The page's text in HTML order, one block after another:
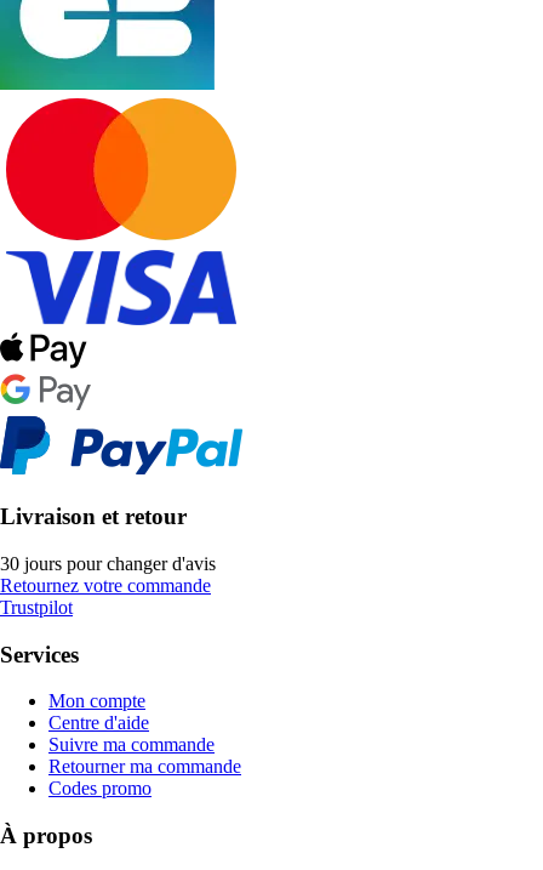
Livraison et retour
30 jours pour changer d'avis
Retournez votre commande
Trustpilot
Services
Mon compte
Centre d'aide
Suivre ma commande
Retourner ma commande
Codes promo
À propos